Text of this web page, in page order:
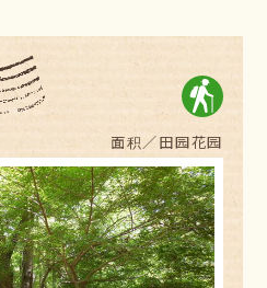
面积／田园花园